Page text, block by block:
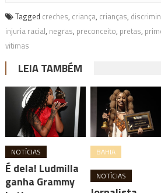
Tagged creches, criança, crianças,
injuria racial, negras, preconceito, pretas,
vitimas
LEIA TAMBÉM
NOTÍCIAS
É dela! Ludmilla
ganha Grammy
BAHIA
NOTÍCIAS